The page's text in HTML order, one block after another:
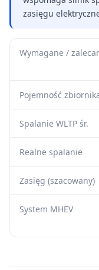
zasięgu
Wymagane /
Pojemność
Spalanie WLTP śr.
Realne spalanie
Zasięg (szacowany)
System MHEV